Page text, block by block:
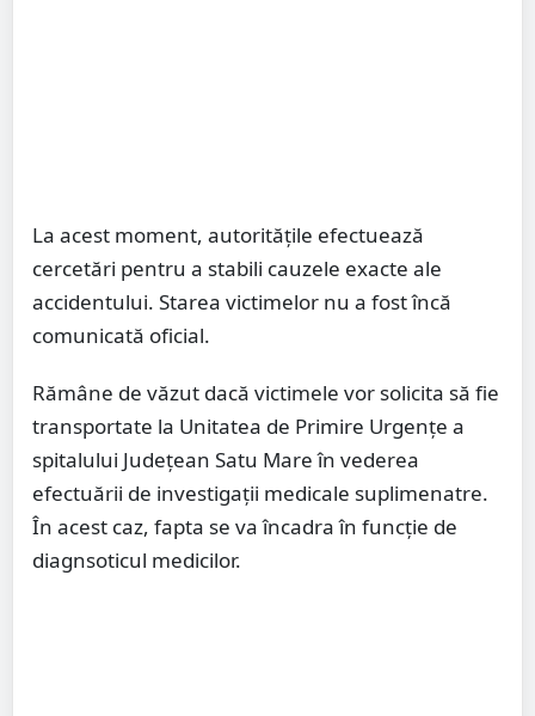
La acest moment, autoritățile efectuează
cercetări pentru a stabili cauzele exacte ale
accidentului. Starea victimelor nu a fost încă
comunicată oficial.
Rămâne de văzut dacă victimele vor solicita să fie
transportate la Unitatea de Primire Urgențe a
spitalului Județean Satu Mare în vederea
efectuării de investigații medicale suplimenatre.
În acest caz, fapta se va încadra în funcție de
diagnsoticul medicilor.